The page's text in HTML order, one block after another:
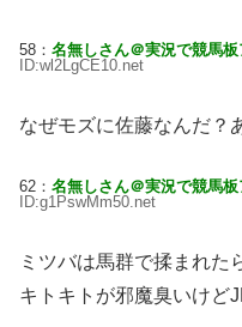
58： 名無しさん＠実況で競馬板
ID:wl2LgCE10.net
なぜモズに佐藤なんだ？
62： 名無しさん＠実況で競馬板
ID:g1PswMm50.net
ミツバは馬群で揉まれた
キトキトが邪魔臭いけど